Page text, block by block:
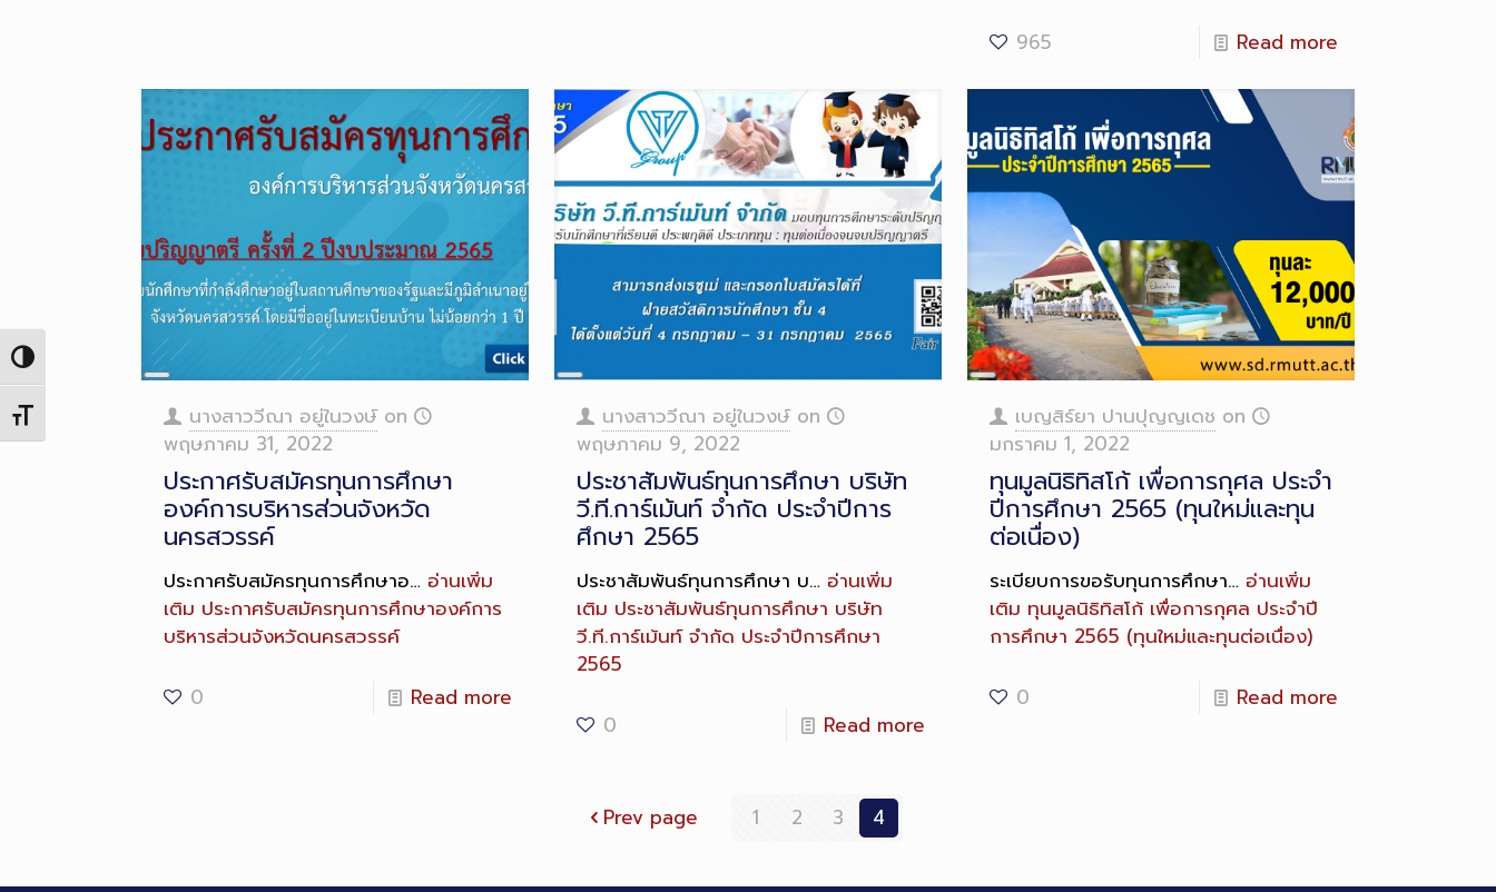
Toggle High Contrast
Toggle Font size
965 Read more
Long
Description
นางสาววีณา อยู่ในวงษ์ on
พฤษภาคม 31, 2022
ประกาศรับสมัครทุนการศึกษา
องค์การบริหารส่วนจังหวัด
นครสวรรค์
ประกาศรับสมัครทุนการศึกษาอ… อ่านเพิ่ม
เติม ประกาศรับสมัครทุนการศึกษาองค์การ
บริหารส่วนจังหวัดนครสวรรค์
0 Read more
Long
Description
นางสาววีณา อยู่ในวงษ์ on
พฤษภาคม 9, 2022
ประชาสัมพันธ์ทุนการศึกษา บริษัท
วี.ที.การ์เม้นท์ จำกัด ประจำปีการ
ศึกษา 2565
ประชาสัมพันธ์ทุนการศึกษา บ… อ่านเพิ่ม
เติม ประชาสัมพันธ์ทุนการศึกษา บริษัท
วี.ที.การ์เม้นท์ จำกัด ประจำปีการศึกษา
2565
0 Read more
Long
Description
เบญสิร์ยา ปานปุญญเดช on
มกราคม 1, 2022
ทุนมูลนิธิทิสโก้ เพื่อการกุศล ประจำ
ปีการศึกษา 2565 (ทุนใหม่และทุน
ต่อเนื่อง)
ระเบียบการขอรับทุนการศึกษา… อ่านเพิ่ม
เติม ทุนมูลนิธิทิสโก้ เพื่อการกุศล ประจำปี
การศึกษา 2565 (ทุนใหม่และทุนต่อเนื่อง)
0 Read more
Prev page 1 2 3 4